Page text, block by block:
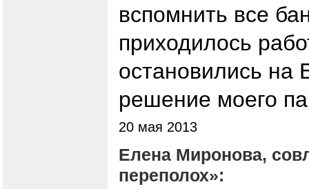
вспомнить все
приходилось
остановились на
решение моего
20 мая 2013
Елена Миронова,
переполох»: